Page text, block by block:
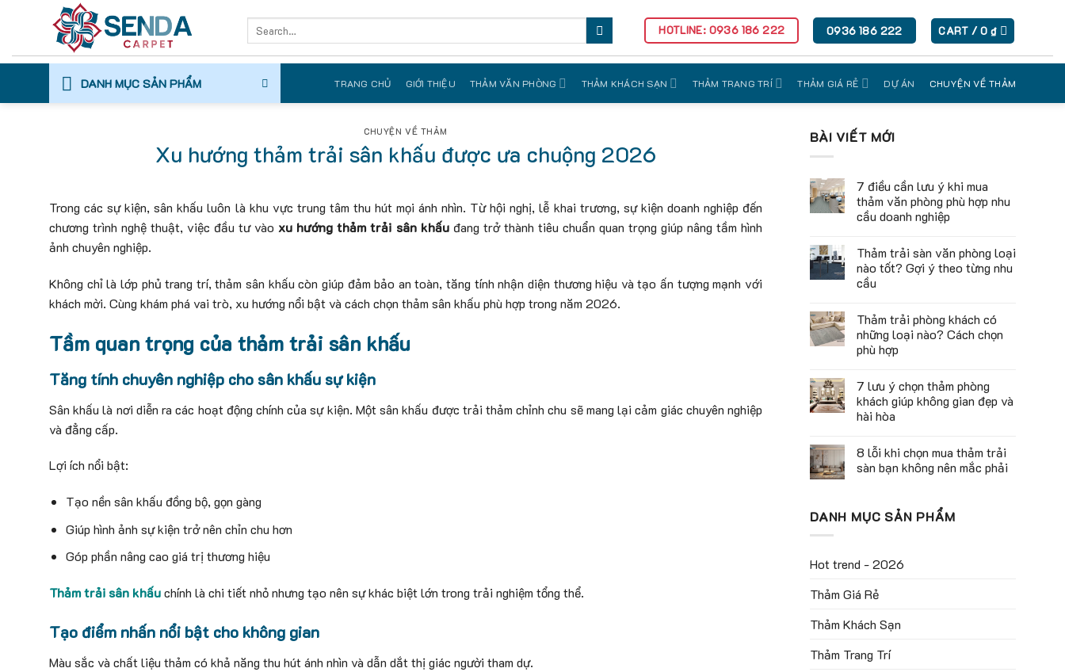
for:
HOTLINE: 0936 186 222 0936 186 222 CART /0 ₫
DANH MỤC SẢN PHẨM TRANG CHỦ GIỚI THIỆU THẢM VĂN PHÒNG THẢM KHÁCH SẠN THẢM TRANG TRÍ THẢM GIÁ RẺ DỰ ÁN CHUYỆN VỀ THẢM
CHUYỆN VỀ THẢM
Xu hướng thảm trải sân khấu được ưa chuộng 2026
Trong các sự kiện, sân khấu luôn là khu vực trung tâm thu hút mọi ánh nhìn. Từ hội nghị, lễ khai trương, sự kiện doanh nghiệp đến
chương trình nghệ thuật, việc đầu tư vào xu hướng thảm trải sân khấuđang trở thành tiêu chuẩn quan trọng giúp nâng tầm hình
ảnh chuyên nghiệp.
Không chỉ là lớp phủ trang trí, thảm sân khấu còn giúp đảm bảo an toàn, tăng tính nhận diện thương hiệu và tạo ấn tượng mạnh với
khách mời. Cùng khám phá vai trò, xu hướng nổi bật và cách chọn thảm sân khấu phù hợp trong năm 2026.
Tầm quan trọng của thảm trải sân khấu
Tăng tính chuyên nghiệp cho sân khấu sự kiện
Sân khấu là nơi diễn ra các hoạt động chính của sự kiện. Một sân khấu được trải thảm chỉnh chu sẽ mang lại cảm giác chuyên nghiệp
và đẳng cấp.
Lợi ích nổi bật:
Tạo nền sân khấu đồng bộ, gọn gàng
Giúp hình ảnh sự kiện trở nên chỉn chu hơn
Góp phần nâng cao giá trị thương hiệu
Thảm trải sân khấuchính là chi tiết nhỏ nhưng tạo nên sự khác biệt lớn trong trải nghiệm tổng thể.
Tạo điểm nhấn nổi bật cho không gian
Màu sắc và chất liệu thảm có khả năng thu hút ánh nhìn và dẫn dắt thị giác người tham dự.
BÀI VIẾT MỚI
7 điều cần lưu ý khi mua
thảm văn phòng phù hợp nhu
cầu doanh nghiệp
Thảm trải sàn văn phòng loại
nào tốt? Gợi ý theo từng nhu
cầu
Thảm trải phòng khách có
những loại nào? Cách chọn
phù hợp
7 lưu ý chọn thảm phòng
khách giúp không gian đẹp và
hài hòa
8 lỗi khi chọn mua thảm trải
sàn bạn không nên mắc phải
DANH MỤC SẢN PHẨM
Hot trend - 2026
Thảm Giá Rẻ
Thảm Khách Sạn
Thảm Trang Trí